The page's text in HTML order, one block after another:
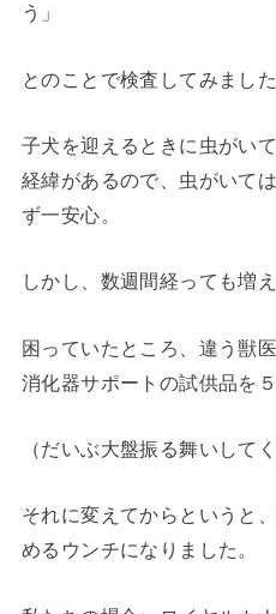
う」
とのことで検査してみまし
子犬を迎えるときに虫がい
経緯があるので、虫がいて
ず一安心。
しかし、数週間経っても増
困っていたところ、違う獣
消化器サポートの試供品を
（だいぶ大盤振る舞いして
それに変えてからというと
めるウンチになりました。